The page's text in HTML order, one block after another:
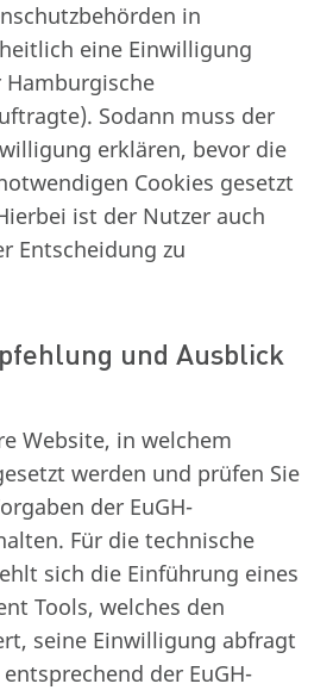
in
eine Einwilligung
Sodann muss der
erklären, bevor die
Cookies gesetzt
ist der Nutzer auch
Entscheidung zu
und Ausblick
Website, in welchem
werden und prüfen Sie
der EuGH-
Für die technische
sich die Einführung eines
Tools, welches den
seine Einwilligung abfragt
der EuGH-